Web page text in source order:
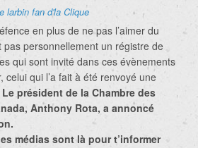
larbin fan d'la Clique
en plus de ne pas l’aimer du
pas personnellement un régistre de
qui sont invité dans ces évènements
celui qui l’a fait à été renvoyé une
Le président de la Chambre des
Anthony Rota, a annoncé
médias sont là pour t’informer